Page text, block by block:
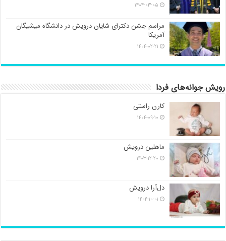
۱۴۰۴-۰۳-۰۵
مراسم جشن دکترای شایان درویش در دانشگاه میشیگان
آمریکا
۱۴۰۴-۰۲-۲۱
رویش جوانه‌های فردا
کارن راستی
۱۴۰۴-۰۹-۱۰
ماهلین درویش
۱۴۰۳-۱۲-۲۰
دل‌آرا درویش
۱۴۰۲-۱۰-۰۱